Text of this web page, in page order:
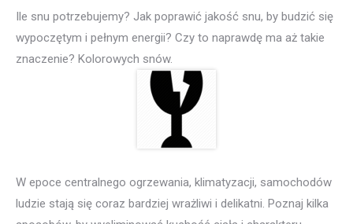
Ile snu potrzebujemy? Jak poprawić jakość snu, by budzić się
wypoczętym i pełnym energii? Czy to naprawdę ma aż takie
znaczenie? Kolorowych snów.
W epoce centralnego ogrzewania, klimatyzacji, samochodów
ludzie stają się coraz bardziej wrażliwi i delikatni. Poznaj kilka